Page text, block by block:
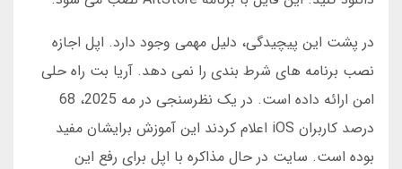
در پشت این پیچیدگی، دلیل مهمی وجود دارد. اپل اجازه
نصب برنامه های شرط بندی را نمی دهد. آریا بت راه حلی
امن ارائه داده است. در یک نظرسنجی در مه 2025، 68
درصد کاربران iOS اعلام کردند این آموزش برایشان مفید
بوده است. سایت در حال مذاکره با اپل برای رفع این